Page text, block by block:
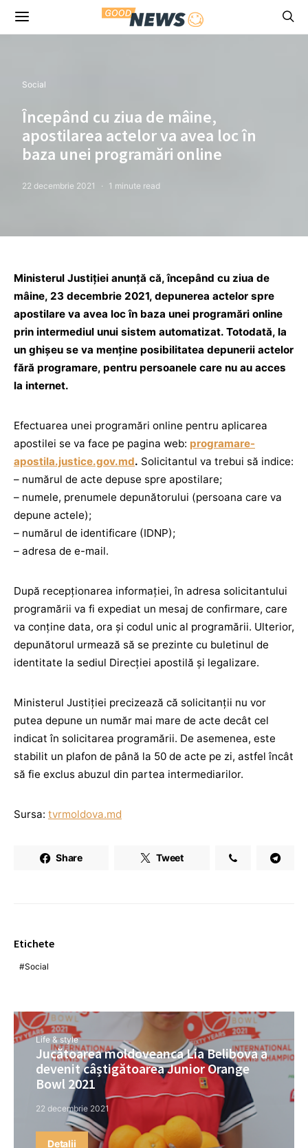
Social
Începând cu ziua de mâine,
apostilarea actelor va avea loc în
baza unei programări online
22 decembrie 2021 1 minute read
Ministerul Justiţiei anunţă că, începând cu ziua de
mâine, 23 decembrie 2021, depunerea actelor spre
apostilare va avea loc în baza unei programări online
prin intermediul unui sistem automatizat. Totodată, la
un ghişeu se va menţine posibilitatea depunerii actelor
fără programare, pentru persoanele care nu au acces
la internet.
Efectuarea unei programări online pentru aplicarea
apostilei se va face pe pagina web: programare-
apostila.justice.gov.md. Solicitantul va trebui să indice:
– numărul de acte depuse spre apostilare;
– numele, prenumele depunătorului (persoana care va
depune actele);
– numărul de identificare (IDNP);
– adresa de e-mail.
După recepţionarea informaţiei, în adresa solicitantului
programării va fi expediat un mesaj de confirmare, care
va conţine data, ora şi codul unic al programării. Ulterior,
depunătorul urmează să se prezinte cu buletinul de
identitate la sediul Direcţiei apostilă şi legalizare.
Ministerul Justiţiei precizează că solicitanţii nu vor
putea depune un număr mai mare de acte decât cel
indicat în solicitarea programării. De asemenea, este
stabilit un plafon de până la 50 de acte pe zi, astfel încât
să fie exclus abuzul din partea intermediarilor.
Sursa: tvrmoldova.md
Share Tweet
Etichete
Social
Life & style
Jucătoarea moldoveanca Lia Belibova a
devenit câștigătoarea Junior Orange
Bowl 2021
22 decembrie 2021
Detalii